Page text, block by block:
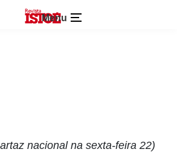
Menu
nacional na sexta-feira 22)